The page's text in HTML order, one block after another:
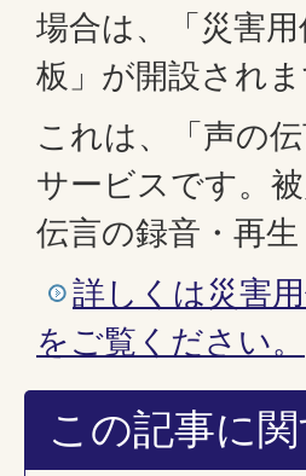
場合は、「災害
板」が開設されま
これは、「声の
サービスです。
伝言の録音・再
詳しくは災害
をご覧ください。
この記事に